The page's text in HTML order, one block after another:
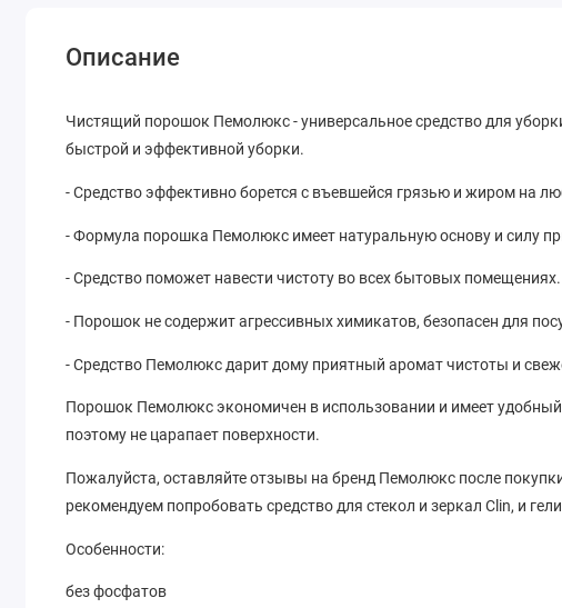
Описание
Чистящий порошок Пемолюкс - универсальное средство для
быстрой и эффективной уборки.
- Средство эффективно борется с въевшейся грязью и жиром на
- Формула порошка Пемолюкс имеет натуральную основу и силу
- Средство поможет навести чистоту во всех бытовых помещениях.
- Порошок не содержит агрессивных химикатов, безопасен для
- Средство Пемолюкс дарит дому приятный аромат чистоты и
Порошок Пемолюкс экономичен в использовании и имеет
поэтому не царапает поверхности.
Пожалуйста, оставляйте отзывы на бренд Пемолюкс после
рекомендуем попробовать средство для стекол и зеркал Clin, и
Особенности:
без фосфатов